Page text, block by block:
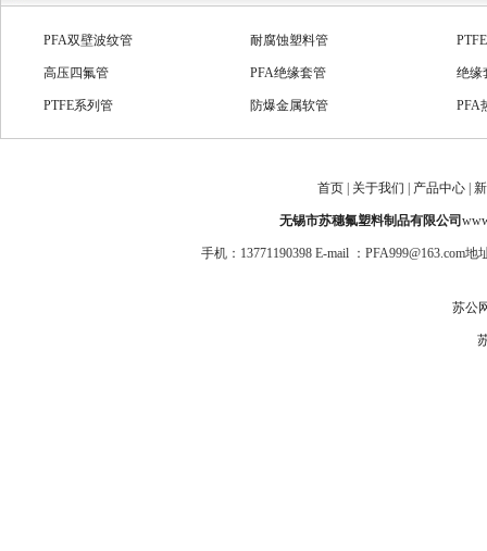
PFA双壁波纹管 耐腐蚀塑料管
高压四氟管 PFA绝缘套管 绝缘
PTFE系列管 防爆金属软管 PFA
氟塑料套管 FEP盘旋管 防腐
首页 关于我们 产品中心
无锡市苏穗氟塑料制品有限公司
手机：13771190398 E-mail ：PFA999@163.com
苏公